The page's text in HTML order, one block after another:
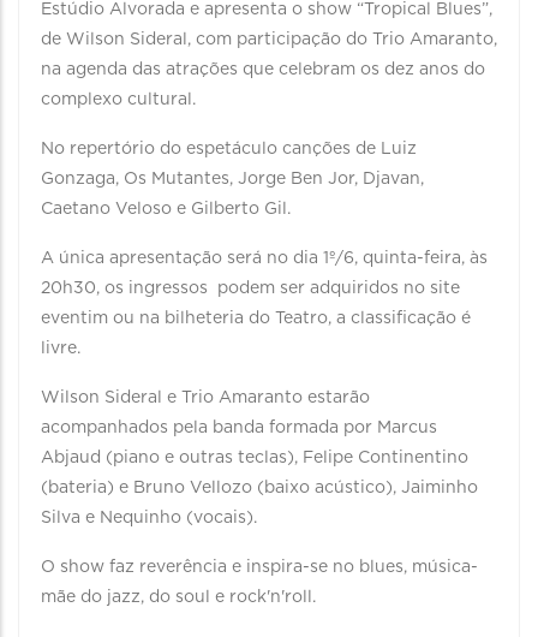
Estúdio Alvorada e apresenta o show “Tropical Blues”,
de Wilson Sideral, com participação do Trio Amaranto,
na agenda das atrações que celebram os dez anos do
complexo cultural.
No repertório do espetáculo canções de Luiz
Gonzaga, Os Mutantes, Jorge Ben Jor, Djavan,
Caetano Veloso e Gilberto Gil.
A única apresentação será no dia 1º/6, quinta-feira, às
20h30, os ingressos podem ser adquiridos no site
eventim ou na bilheteria do Teatro, a classificação é
livre.
Wilson Sideral e Trio Amaranto estarão
acompanhados pela banda formada por Marcus
Abjaud (piano e outras teclas), Felipe Continentino
(bateria) e Bruno Vellozo (baixo acústico), Jaiminho
Silva e Nequinho (vocais).
O show faz reverência e inspira-se no blues, música-
mãe do jazz, do soul e rock'n'roll.